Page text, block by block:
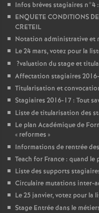
Infos brèves stagiaires n°4
ENQUETE CONDITIONS DE
CRETEIL
Notation administrative et
Le 24 mars, votez pour la
?valuation du stage et
Affectation stagiaires
Titularisation et
Stagiaires 2016-17 : Tout
Liste de titularisation des
Le plan Académique de
« reformes »
Informations de rentrée
Teach for France : quand
Liste des supports
Circulaire mutations inter-
Le 25 janvier, votez pour la
Stage Entrée dans le